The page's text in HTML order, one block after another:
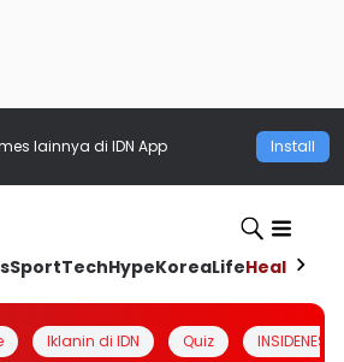
lainnya di IDN App Install
SportTechHypeKoreaLifeHealth
Iklanin di IDN Quiz INSIDENESIA